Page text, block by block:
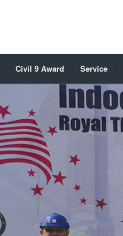
Civil 9 Award Service